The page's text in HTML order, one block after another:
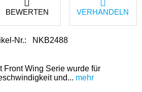
BEWERTEN VERHANDELN
Nr.: NKB2488
Front Wing Serie wurde für
und... mehr